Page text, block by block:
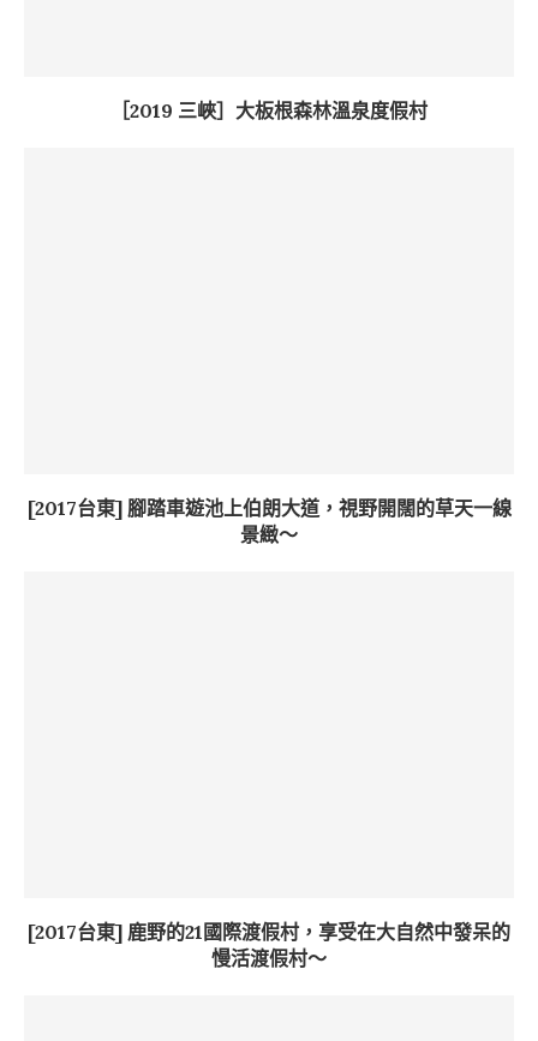
［2019 三峽］大板根森林溫泉度假村
[2017台東] 腳踏車遊池上伯朗大道，視野開闊的草天一線
景緻～
[2017台東] 鹿野的21國際渡假村，享受在大自然中發呆的
慢活渡假村～